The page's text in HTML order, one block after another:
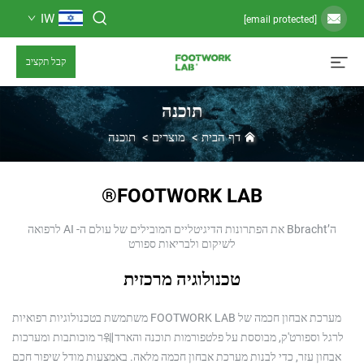
IW
תוכנה
דף הבית> מוצרים>תוכנה
FOOTWORK LAB®
ה’Bbracht את הפתרונות הדיגיטליים המובילים של עולם ה- AI לרפואה
לשיקום ולבריאות ספורט
טכנולוגיה מרכזית
מערכת אבחון חכמה של FOOTWORK LAB משתמשת בטכנולוגיות רפואיות
לרגל וספורט'ק, מבוססת על פלטפורמות תוכנה והארד웨ר מוכותבות ומערכות
כדי לבנות מערכת אבחון חכמה מלאה. באמצעות מודל שיפור חכם